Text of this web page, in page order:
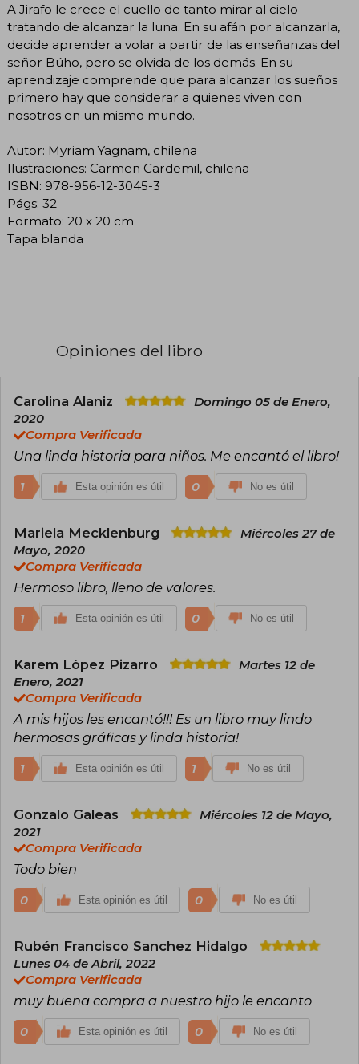
A Jirafo le crece el cuello de tanto mirar al cielo
tratando de alcanzar la luna. En su afán por alcanzarla,
decide aprender a volar a partir de las enseñanzas del
señor Búho, pero se olvida de los demás. En su
aprendizaje comprende que para alcanzar los sueños
primero hay que considerar a quienes viven con
nosotros en un mismo mundo.
Autor: Myriam Yagnam, chilena
Ilustraciones: Carmen Cardemil, chilena
ISBN: 978-956-12-3045-3
Págs: 32
Formato: 20 x 20 cm
Tapa blanda
Opiniones del libro
Carolina Alaniz
Domingo 05 de Enero,
2020
Compra Verificada
Una linda historia para niños. Me encantó el libro!
1 Esta opinión es útil 0 No es útil
Mariela Mecklenburg
Miércoles 27 de
Mayo, 2020
Compra Verificada
Hermoso libro, lleno de valores.
1 Esta opinión es útil 0 No es útil
Karem López Pizarro
Martes 12 de
Enero, 2021
Compra Verificada
A mis hijos les encantó!!! Es un libro muy lindo
hermosas gráficas y linda historia!
1 Esta opinión es útil 1 No es útil
Gonzalo Galeas
Miércoles 12 de Mayo,
2021
Compra Verificada
Todo bien
0 Esta opinión es útil 0 No es útil
Rubén Francisco Sanchez Hidalgo
Lunes 04 de Abril, 2022
Compra Verificada
muy buena compra a nuestro hijo le encanto
0 Esta opinión es útil 0 No es útil